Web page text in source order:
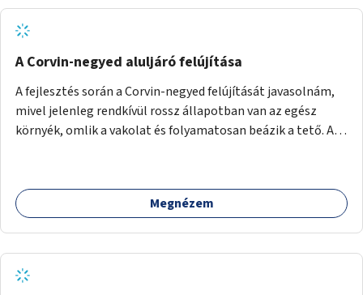
A Corvin-negyed aluljáró felújítása
A fejlesztés során a Corvin-negyed felújítását javasolnám,
mivel jelenleg rendkívül rossz állapotban van az egész
környék, omlik a vakolat és folyamatosan beázik a tető. A
WC-t, valamint térfigyelő kamerákat helyeznék el a
biztonságos környezet megteremtéséért.
Megnézem